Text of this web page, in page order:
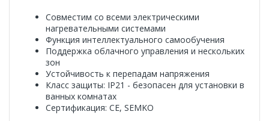
Совместим со всеми электрическими
нагревательными системами
Функция интеллектуального самообучения
Поддержка облачного управления и нескольких
зон
Устойчивость к перепадам напряжения
Класс защиты: IP21 - безопасен для установки в
ванных комнатах
Сертификация: CE, SEMKO